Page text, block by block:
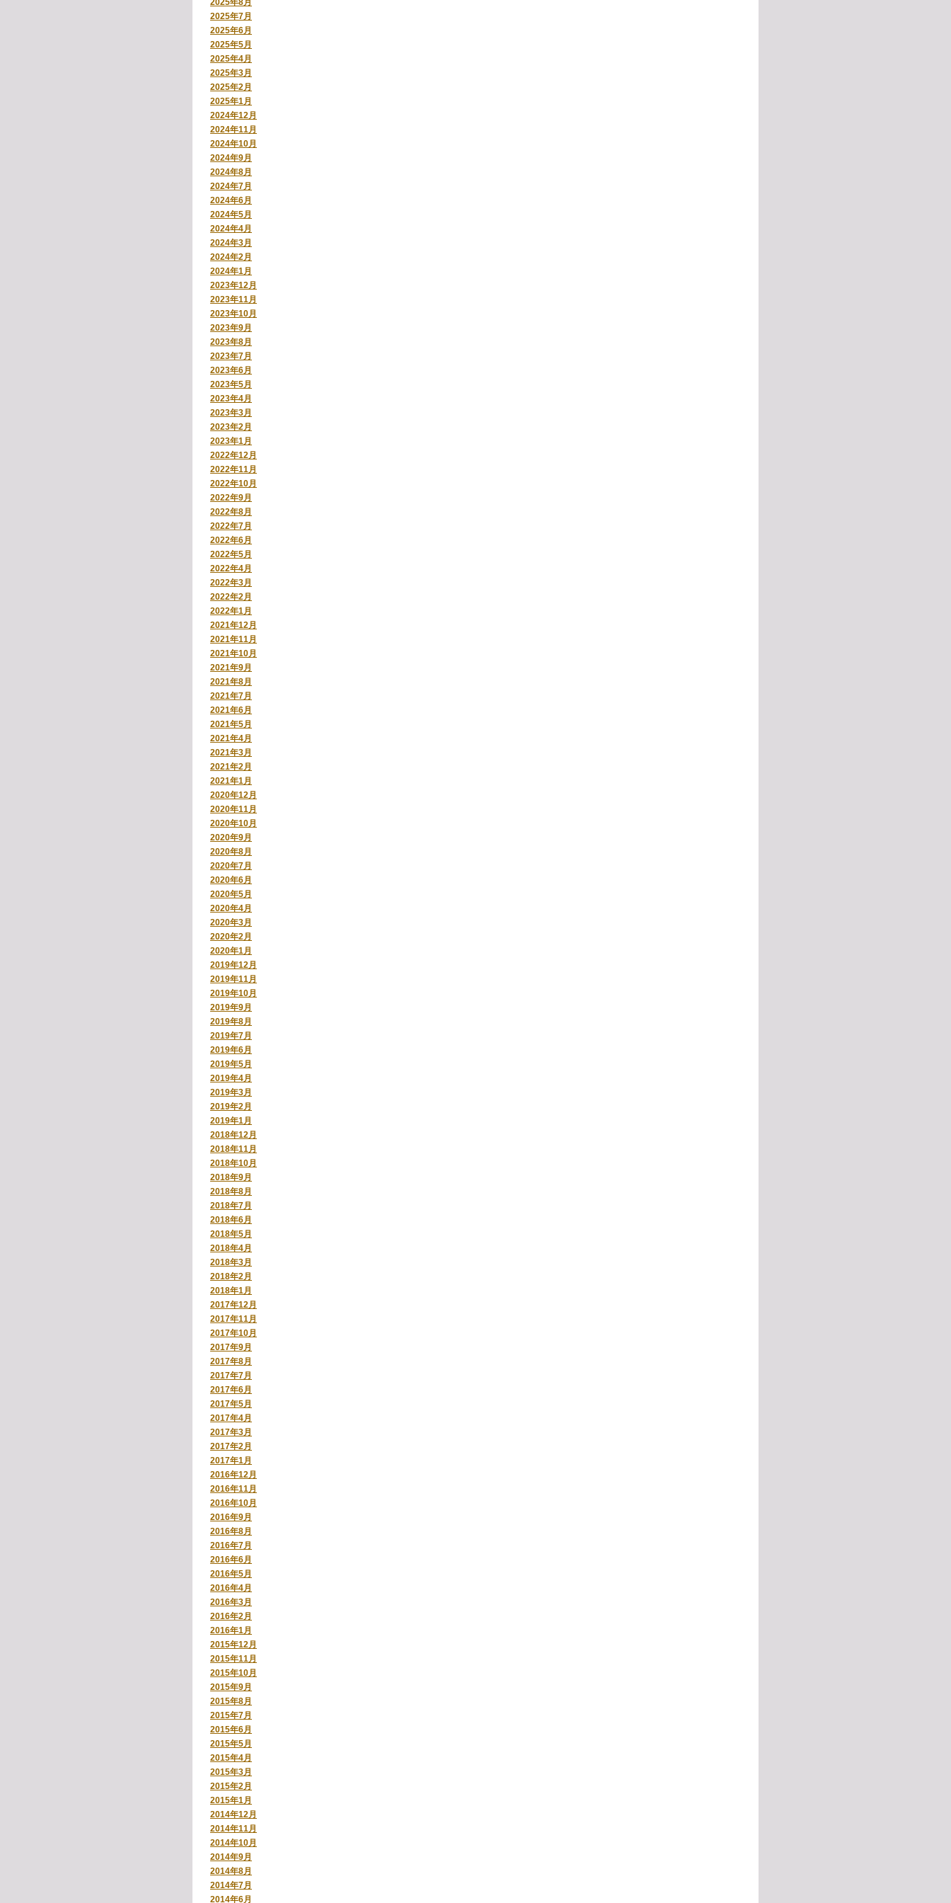
2025年7月
2025年6月
2025年5月
2025年4月
2025年3月
2025年2月
2025年1月
2024年12月
2024年11月
2024年10月
2024年9月
2024年8月
2024年7月
2024年6月
2024年5月
2024年4月
2024年3月
2024年2月
2024年1月
2023年12月
2023年11月
2023年10月
2023年9月
2023年8月
2023年7月
2023年6月
2023年5月
2023年4月
2023年3月
2023年2月
2023年1月
2022年12月
2022年11月
2022年10月
2022年9月
2022年8月
2022年7月
2022年6月
2022年5月
2022年4月
2022年3月
2022年2月
2022年1月
2021年12月
2021年11月
2021年10月
2021年9月
2021年8月
2021年7月
2021年6月
2021年5月
2021年4月
2021年3月
2021年2月
2021年1月
2020年12月
2020年11月
2020年10月
2020年9月
2020年8月
2020年7月
2020年6月
2020年5月
2020年4月
2020年3月
2020年2月
2020年1月
2019年12月
2019年11月
2019年10月
2019年9月
2019年8月
2019年7月
2019年6月
2019年5月
2019年4月
2019年3月
2019年2月
2019年1月
2018年12月
2018年11月
2018年10月
2018年9月
2018年8月
2018年7月
2018年6月
2018年5月
2018年4月
2018年3月
2018年2月
2018年1月
2017年12月
2017年11月
2017年10月
2017年9月
2017年8月
2017年7月
2017年6月
2017年5月
2017年4月
2017年3月
2017年2月
2017年1月
2016年12月
2016年11月
2016年10月
2016年9月
2016年8月
2016年7月
2016年6月
2016年5月
2016年4月
2016年3月
2016年2月
2016年1月
2015年12月
2015年11月
2015年10月
2015年9月
2015年8月
2015年7月
2015年6月
2015年5月
2015年4月
2015年3月
2015年2月
2015年1月
2014年12月
2014年11月
2014年10月
2014年9月
2014年8月
2014年7月
2014年6月